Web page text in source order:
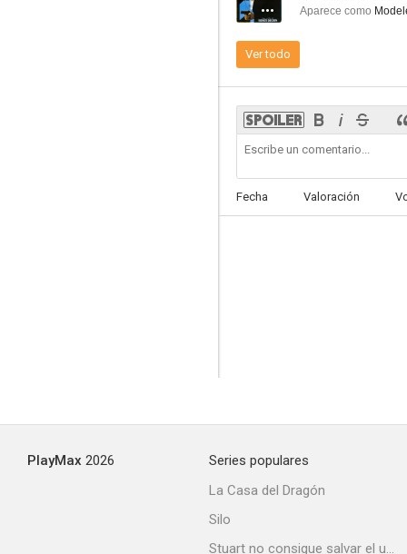
Aparece como
Ver todo
Fecha Valoración
PlayMax 2026
Series populares
La Casa del Dragón
Silo
Stuart no consigue salvar el universo